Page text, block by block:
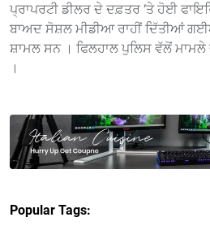
ਪ੍ਰਾਪਰਟੀ ਡੀਲਰ ਦੇ ਦਫ਼ਤਰ ‘ਤੇ ਹੋਈ
ਬਾਅਦ ਸੋਸ਼ਲ ਮੀਡੀਆ ਰਾਹੀਂ ਦਿੱਤੀਆਂ
ਸ਼ਾਮਲ ਸਨ । ਫਿਲਹਾਲ ਪੁਲਿਸ ਵੱਲੋਂ ਮਾਮਲੇ
।
Popular Tags: